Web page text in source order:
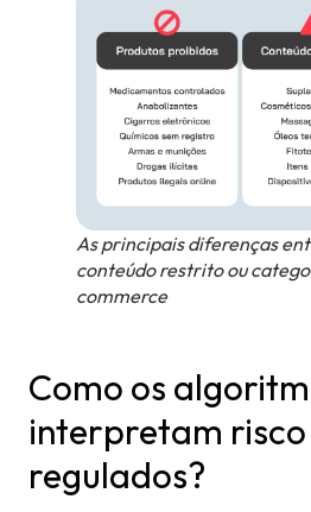
As principais diferenças
conteúdo restrito ou
commerce
Como os
interpretam risco
regulados?